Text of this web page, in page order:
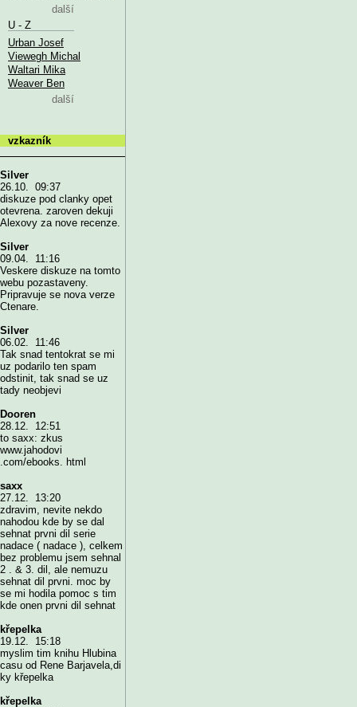
další
U - Z
Urban Josef
Viewegh Michal
Waltari Mika
Weaver Ben
další
vzkazník
Silver
26.10. 09:37
diskuze pod clanky opet
otevrena. zaroven dekuji
Alexovy za nove recenze.
Silver
09.04. 11:16
Veskere diskuze na tomto
webu pozastaveny.
Pripravuje se nova verze
Ctenare.
Silver
06.02. 11:46
Tak snad tentokrat se mi
uz podarilo ten spam
odstinit, tak snad se uz
tady neobjevi
Dooren
28.12. 12:51
to saxx: zkus
www.jahodovi
.com/ebooks. html
saxx
27.12. 13:20
zdravim, nevite nekdo
nahodou kde by se dal
sehnat prvni dil serie
nadace ( nadace ), celkem
bez problemu jsem sehnal
2 . & 3. dil, ale nemuzu
sehnat dil prvni. moc by
se mi hodila pomoc s tim
kde onen prvni dil sehnat
křepelka
19.12. 15:18
myslim tim knihu Hlubina
casu od Rene Barjavela,di
ky křepelka
křepelka